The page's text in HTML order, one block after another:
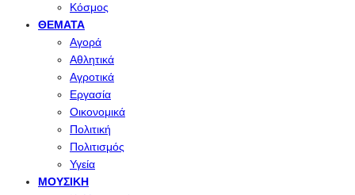
Κόσμος
ΘΈΜΑΤΑ
Αγορά
Αθλητικά
Αγροτικά
Εργασία
Οικονομικά
Πολιτική
Πολιτισμός
Υγεία
ΜΟΥΣΙΚΉ